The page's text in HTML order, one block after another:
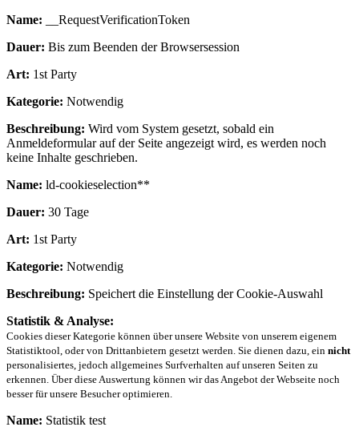
Name: __RequestVerificationToken
Dauer: Bis zum Beenden der Browsersession
Art: 1st Party
Kategorie: Notwendig
Beschreibung: Wird vom System gesetzt, sobald ein
Anmeldeformular auf der Seite angezeigt wird, es werden noch
keine Inhalte geschrieben.
Name: ld-cookieselection**
Dauer: 30 Tage
Art: 1st Party
Kategorie: Notwendig
Beschreibung: Speichert die Einstellung der Cookie-Auswahl
Statistik & Analyse:
Cookies dieser Kategorie können über unsere Website von unserem eigenem
Statistiktool, oder von Drittanbietern gesetzt werden. Sie dienen dazu, ein nicht
personalisiertes, jedoch allgemeines Surfverhalten auf unseren Seiten zu
erkennen. Über diese Auswertung können wir das Angebot der Webseite noch
besser für unsere Besucher optimieren.
Name: Statistik test